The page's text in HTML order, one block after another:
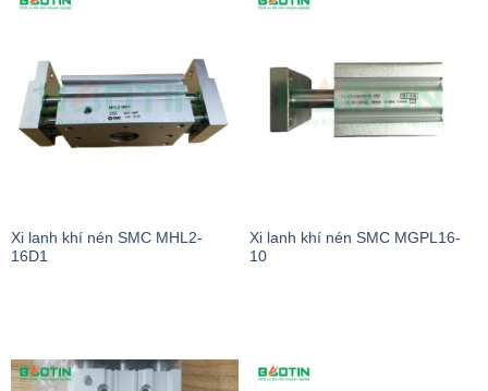
Xi lanh khí nén SMC MHL2-
16D1
Xi lanh khí nén SMC MGPL16-
10